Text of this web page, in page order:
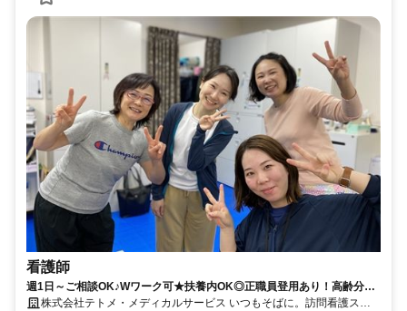
看護師
週1日～ご相談OK♪Wワーク可★扶養内OK◎正職員登用あり！高齢分野
はもちろん精神科・小児分野も学べます◆担当制ではなくチーム制♪第二
株式会社テトメ・メディカルサービス いつもそばに。訪問看護ステ